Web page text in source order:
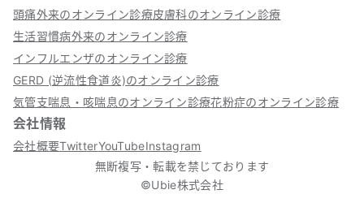
頭痛外来のオンライン診療皮膚科のオンライン診療
生活習慣病外来のオンライン診療
インフルエンザのオンライン診療
GERD (逆流性食道炎)のオンライン診療
気管支喘息・咳喘息のオンライン診療花粉症のオンライン診療
会社情報
会社概要TwitterYouTubeInstagram
無断複写・転載を禁じております
©Ubie株式会社